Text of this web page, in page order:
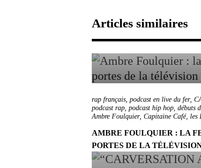
Articles similaires
rap français, podcast en live du fer,
podcast rap, podcast hip hop, débuts
Ambre Foulquier, Capitaine Café, les
AMBRE FOULQUIER : LA
PORTES DE LA